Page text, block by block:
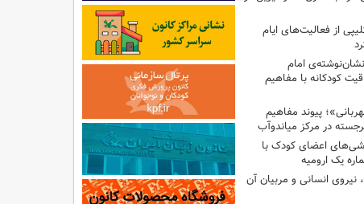
از فعالیت‌های ایام
امام
کودکانه با مفاهیم
پیوند مفاهیم
در مرکز میاندوآب
اعضای کودک با
یک ارومیه
نیروی انسانی و مربیان آن